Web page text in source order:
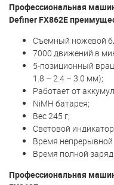
Профессиональная
Definer FX862E
Съемный ножевой
7000 движений в
5-позиционный
1.8 – 2.4 – 3.0 мм);
Работает от
NiMH батарея;
Вес 245 г;
Световой
Время
Время полной
Профессиональная